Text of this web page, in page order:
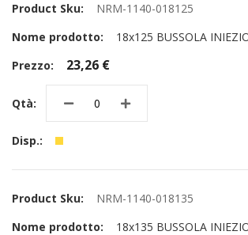
NRM-1140-018125
18x125 BUSSOLA
23,26 €
NRM-1140-018135
18x135 BUSSOLA